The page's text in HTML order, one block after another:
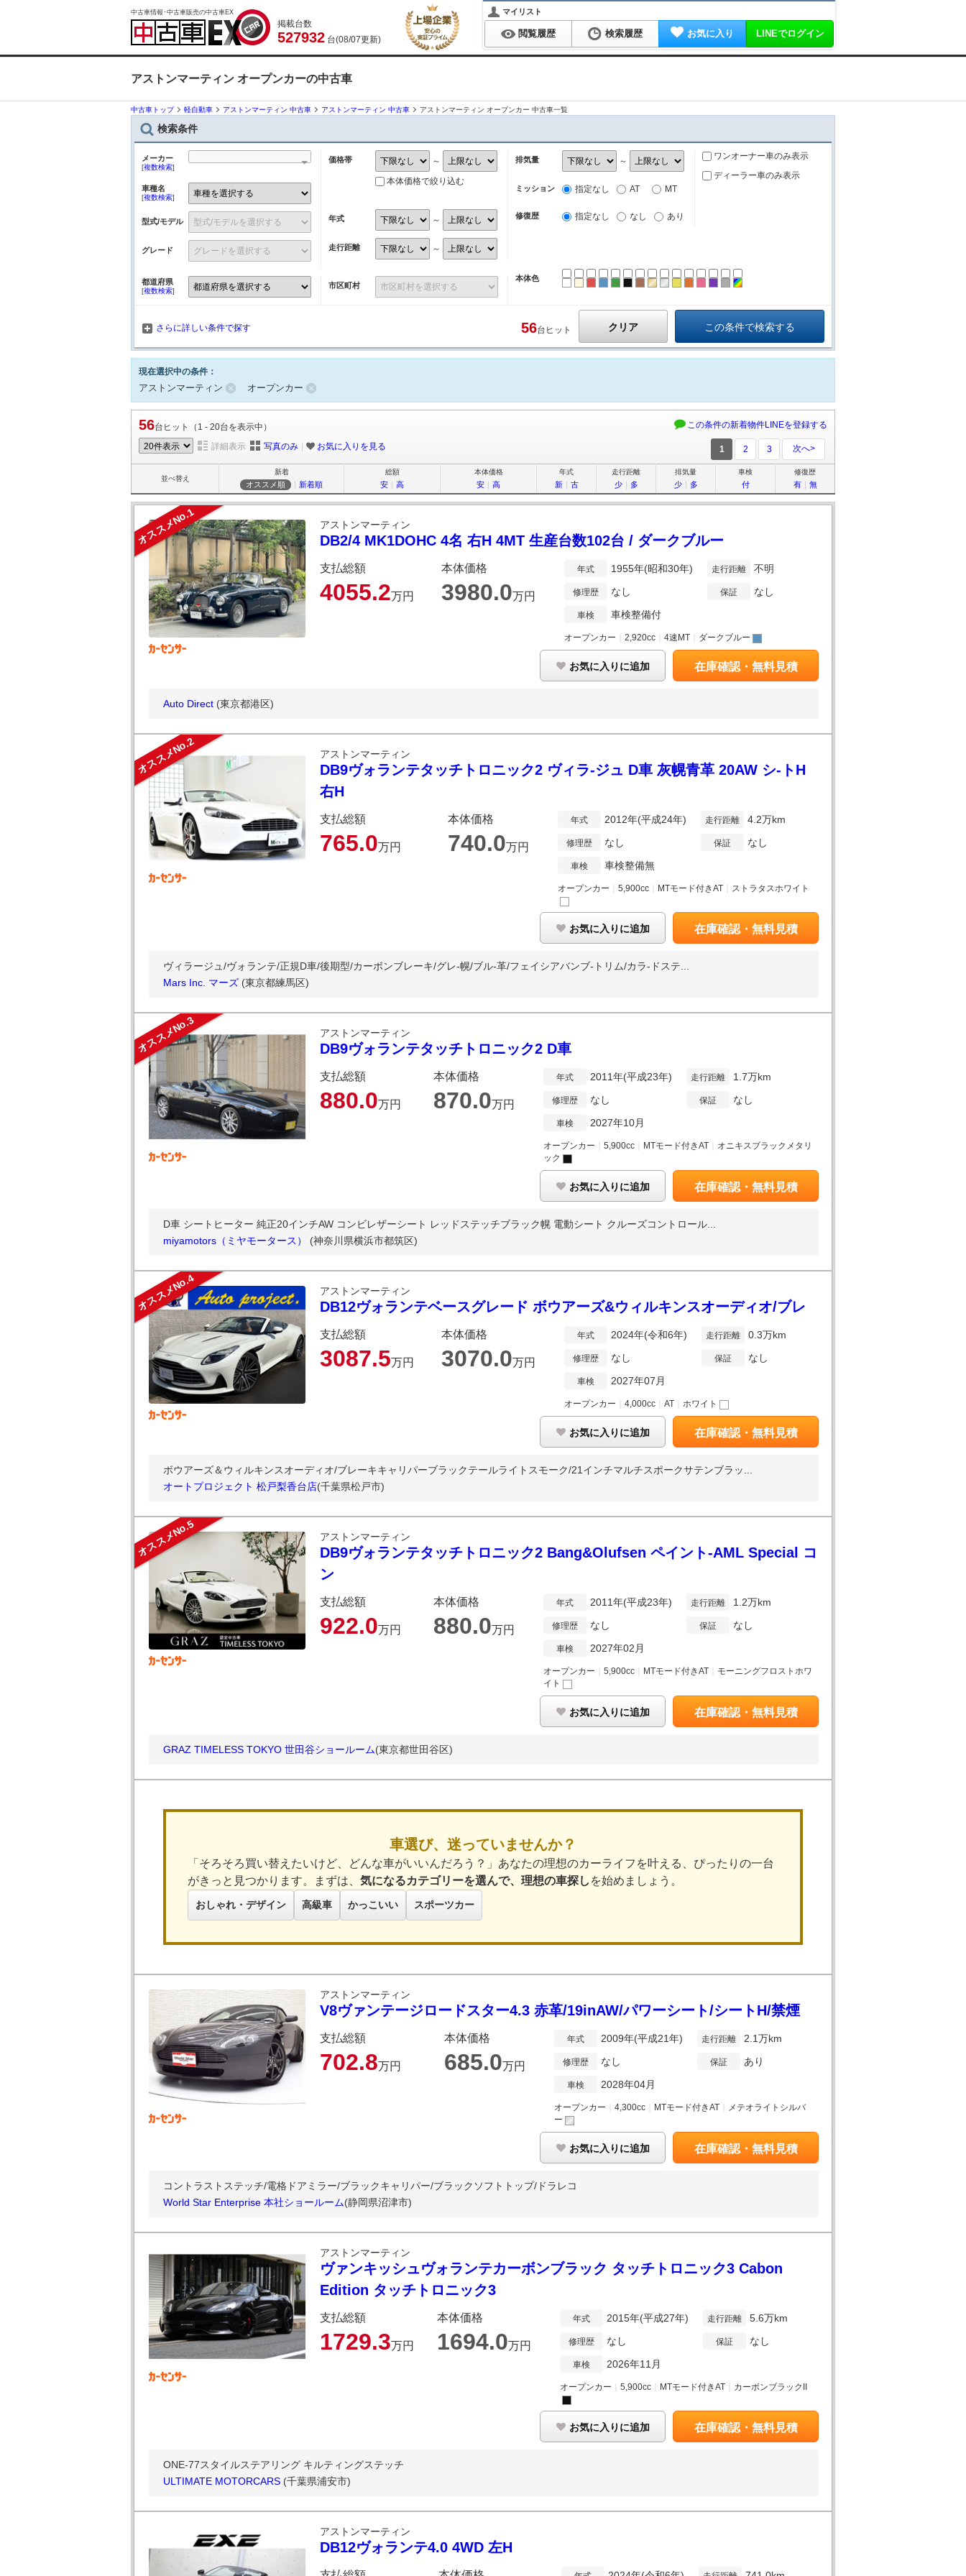
中古車情報･中古車販売の中古車EX
掲載台数
527932 台(08/07更新)
マイリスト
閲覧履歴 検索履歴 お気に入り LINEでログイン
アストンマーティン オープンカーの中古車
中古車トップ 軽自動車 アストンマーティン 中古車 アストンマーティン 中古車 アストンマーティン オープンカー 中古車一覧
検索条件
メーカー
[複数検索]
車種名
[複数検索]
型式/モデル
グレード
価格帯 ～
本体価格で絞り込む
年式 ～
走行距離 ～
排気量 ～
ミッション 指定なし AT MT
修復歴 指定なし なし あり
ワンオーナー車のみ表示
ディーラー車のみ表示
都道府県
[複数検索]
市区町村
本体色
レッドブルーグリーン
ブラック
ブラウンゴールド パープル
グレー
さらに詳しい条件で探す クリア
56台ヒット
現在選択中の条件：
アストンマーティン オープンカー
56台ヒット（1 - 20台を表示中） この条件の新着物件LINEを登録する
詳細表示 写真のみ ｜ お気に入りを見る 1 2 3 次へ>
並べ替え
新着
オススメ順 ｜ 新着順
総額
安 ｜ 高
本体価格
安 ｜ 高
年式
新｜ 古
走行距離
少｜ 多
排気量
少｜ 多
車検
付
修復歴
有｜ 無
オススメNo.1 アストンマーティン
DB2/4 MK1DOHC 4名 右H 4MT 生産台数102台 / ダークブルー
支払総額
4055.2万円
本体価格
3980.0万円
年式 1955年(昭和30年)
修理歴 なし
車検 車検整備付
走行距離 不明
保証 なし
オープンカー 2,920cc 4速MT ダークブルー
お気に入りに追加 在庫確認・無料見積
Auto Direct (東京都港区)
オススメNo.2 アストンマーティン
DB9ヴォランテタッチトロニック2 ヴィラ-ジュ D車 灰幌青革 20AW シ-トH
右H
支払総額
765.0万円
本体価格
740.0万円
年式 2012年(平成24年)
修理歴 なし
車検 車検整備無
走行距離 4.2万km
保証 なし
オープンカー 5,900cc｜ MTモード付きAT｜ ストラタスホワイト
お気に入りに追加 在庫確認・無料見積
ヴィラージュ/ヴォランテ/正規D車/後期型/カーボンブレーキ/グレ-幌/ブル-革/フェイシアバンブ-トリム/カラ-ドステ...
Mars Inc. マーズ (東京都練馬区)
オススメNo.3 アストンマーティン
DB9ヴォランテタッチトロニック2 D車
支払総額
880.0万円
本体価格
870.0万円
年式 2011年(平成23年)
修理歴 なし
車検 2027年10月
走行距離 1.7万km
保証 なし
オープンカー ｜5,900cc MTモード付きAT
オニキスブラックメタリ
ック
お気に入りに追加 在庫確認・無料見積
D車 シートヒーター 純正20インチAW コンビレザーシート レッドステッチブラック幌 電動シート クルーズコントロール...
miyamotors（ミヤモータース） (神奈川県横浜市都筑区)
オススメNo.4 アストンマーティン
DB12ヴォランテベースグレード ボウアーズ&ウィルキンスオーディオ/ブレ
支払総額
3087.5万円
本体価格
3070.0万円
年式 2024年(令和6年)
修理歴 なし
車検 2027年07月
走行距離 0.3万km
保証 なし
オープンカー 4,000cc AT ホワイト
お気に入りに追加 在庫確認・無料見積
ボウアーズ＆ウィルキンスオーディオ/ブレーキキャリパーブラックテールライトスモーク/21インチマルチスポークサテンブラッ...
オートプロジェクト 松戸梨香台店(千葉県松戸市)
オススメNo.5 アストンマーティン
DB9ヴォランテタッチトロニック2 Bang&Olufsen ペイント-AML Special コ
ン
支払総額
922.0万円
本体価格
880.0万円
年式 2011年(平成23年)
修理歴 なし
車検 2027年02月
走行距離 1.2万km
保証 なし
オープンカー ｜5,900cc MTモード付きAT
モーニングフロストホワ
イト
お気に入りに追加 在庫確認・無料見積
GRAZ TIMELESS TOKYO 世田谷ショールーム(東京都世田谷区)
車選び、迷っていませんか？
「そろそろ買い替えたいけど、どんな車がいいんだろう？」あなたの理想のカーライフを叶える、ぴったりの一台
がきっと見つかります。まずは、 気になるカテゴリーを選んで、理想の車探し を始めましょう。
おしゃれ・デザイン 高級車 かっこいい スポーツカー
アストンマーティン
V8ヴァンテージロードスター4.3 赤革/19inAW/パワーシート/シートH/禁煙
支払総額
702.8万円
本体価格
685.0万円
年式 2009年(平成21年)
修理歴 なし
車検 2028年04月
走行距離 2.1万km
保証 あり
オープンカー 4,300cc｜ MTモード付きAT｜
メテオライトシルバ
ー
お気に入りに追加 在庫確認・無料見積
コントラストステッチ/電格ドアミラー/ブラックキャリパー/ブラックソフトトップ/ドラレコ
World Star Enterprise 本社ショールーム(静岡県沼津市)
アストンマーティン
ヴァンキッシュヴォランテカーボンブラック タッチトロニック3 Cabon
Edition タッチトロニック3
支払総額
1729.3万円
本体価格
1694.0万円
年式 2015年(平成27年)
修理歴 なし
車検 2026年11月
走行距離 5.6万km
保証 なし
オープンカー 5,900cc｜ MTモード付きAT｜ カーボンブラックII
お気に入りに追加 在庫確認・無料見積
ONE-77スタイルステアリング キルティングステッチ
ULTIMATE MOTORCARS (千葉県浦安市)
アストンマーティン
DB12ヴォランテ4.0 4WD 左H